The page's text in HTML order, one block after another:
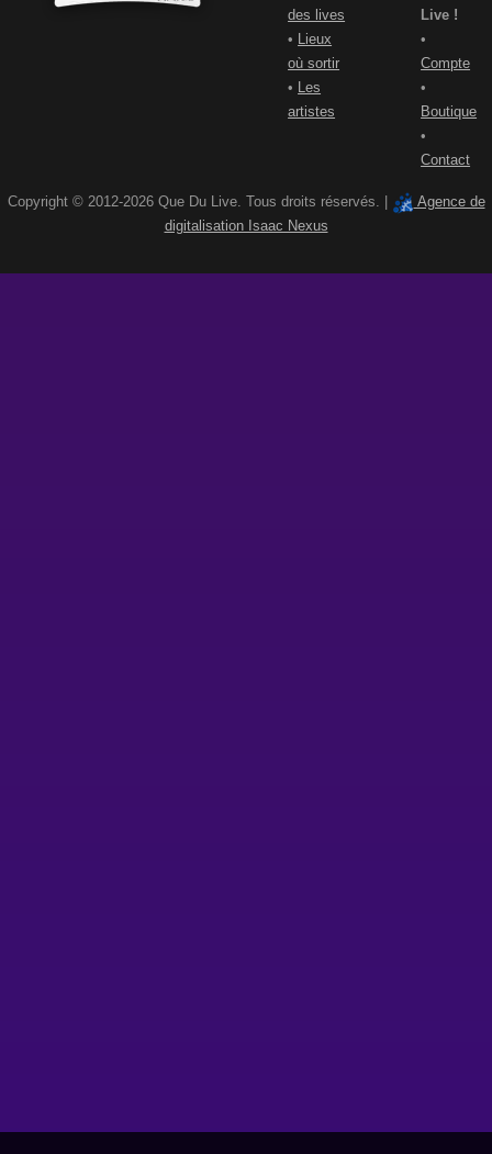
des lives
•
Lieux
où sortir
•
Les
artistes
Live !
•
Compte
•
Boutique
•
Contact
Copyright © 2012-2026 Que Du Live. Tous droits réservés. |
Agence de
digitalisation Isaac Nexus